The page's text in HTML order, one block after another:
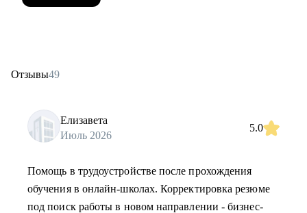
Отзывы49
Елизавета
Июль 2026
5.0
Помощь в трудоустройстве после прохождения
обучения в онлайн-школах. Корректировка резюме
под поиск работы в новом направлении - бизнес-